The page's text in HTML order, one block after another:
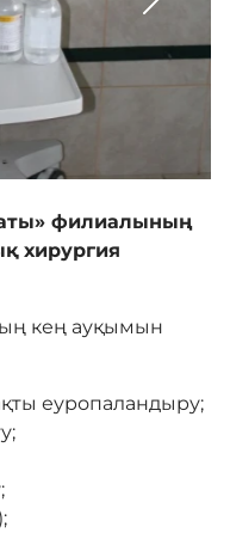
филиалының
хирургия
кең ауқымын
еуропаландыру;